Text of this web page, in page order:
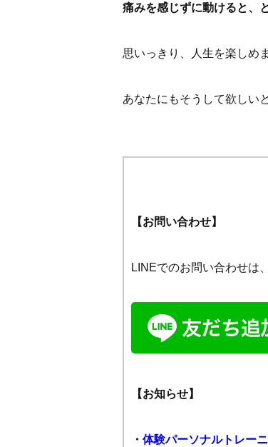
痛みを感じずに動けると、
思いっきり、人生を楽しめま
あなたにもそうして欲しい
【お問い合わせ】
LINEでのお問い合わせは
【お知らせ】
・ 体験パーソナルトレー